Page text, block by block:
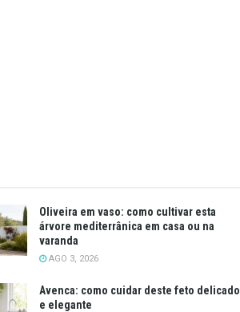
Oliveira em vaso: como cultivar esta
árvore mediterrânica em casa ou na
varanda
AGO 3, 2026
Avenca: como cuidar deste feto delicado
e elegante